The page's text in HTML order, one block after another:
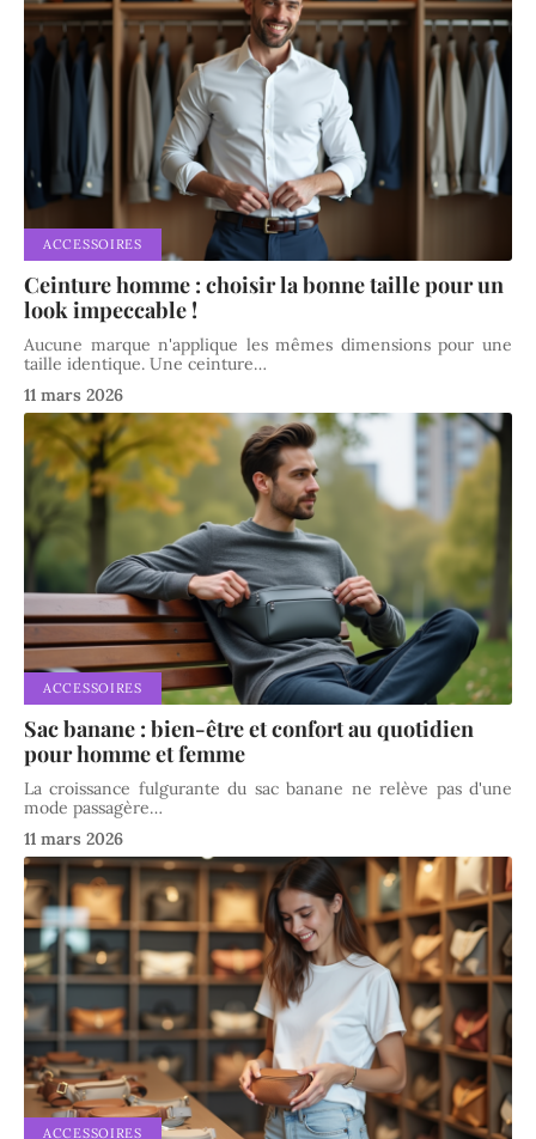
ACCESSOIRES
Ceinture homme : choisir la bonne taille pour un
look impeccable !
Aucune marque n'applique les mêmes dimensions pour une
taille identique. Une ceinture…
11 mars 2026
ACCESSOIRES
Sac banane : bien-être et confort au quotidien
pour homme et femme
La croissance fulgurante du sac banane ne relève pas d'une
mode passagère…
11 mars 2026
ACCESSOIRES